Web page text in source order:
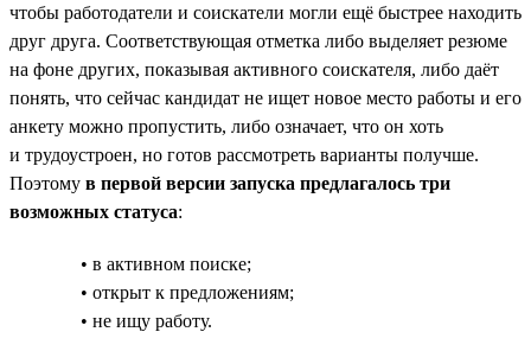
чтобы работодатели и соискатели могли ещё быстрее находить
друг друга. Соответствующая отметка либо выделяет резюме
на фоне других, показывая активного соискателя, либо даёт
понять, что сейчас кандидат не ищет новое место работы и его
анкету можно пропустить, либо означает, что он хоть
и трудоустроен, но готов рассмотреть варианты получше.
Поэтому в первой версии запуска предлагалось три
возможных статуса:
• в активном поиске;
• открыт к предложениям;
• не ищу работу.